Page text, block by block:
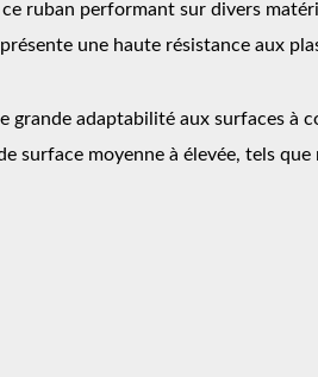
ruban performant sur divers
une haute résistance aux
adaptabilité aux surfaces à
surface moyenne à élevée, tels que